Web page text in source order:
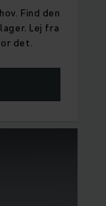
Find den
Lej fra
det.